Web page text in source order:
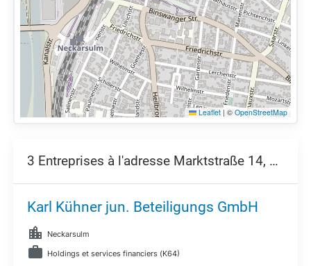
3 Entreprises à l'adresse Marktstraße 14,
74172
Karl Kühner jun. Beteiligungs GmbH
Neckarsulm
Holdings et services financiers (K64)
Leaflet | © OpenStreetMap